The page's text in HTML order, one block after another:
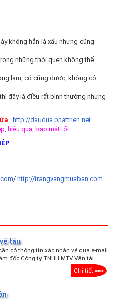
không hẳn là xấu nhưng cũng
những thói quen không thể
lắm, có cũng được, không có
đây là điều rất bình thường nhưng
. http://daudua.phattrien.net
hiệu quả, bảo mật tốt.
/ http://trangvangmuaban.com
tàu
có thông tin xác nhận vé qua e-mail
đốc Công ty TNHH MTV Vận tải
Chi tiết ==>